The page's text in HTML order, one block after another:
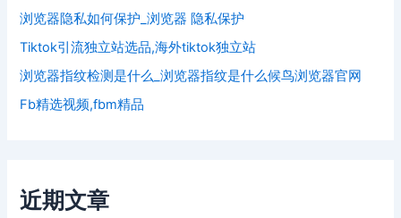
浏览器隐私如何保护_浏览器 隐私保护
Tiktok引流独立站选品,海外tiktok独立站
浏览器指纹检测是什么_浏览器指纹是什么候鸟浏览器官网
Fb精选视频,fbm精品
近期文章